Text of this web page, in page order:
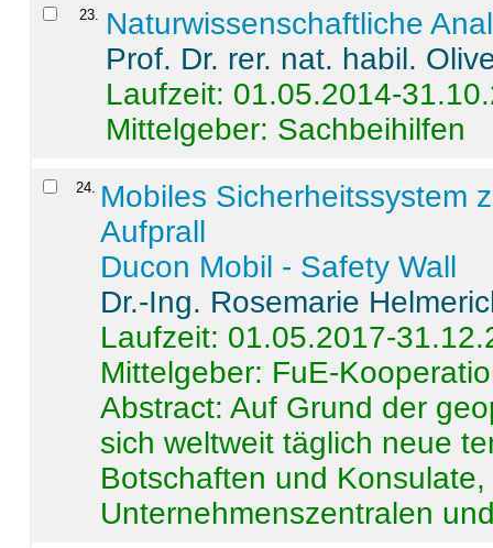
23. Naturwissenschaftliche
Prof. Dr. rer. nat. habil.
Laufzeit: 01.05.2014-
Mittelgeber: Sachbeihilfen
24. Mobiles Sicherheitssystem
Aufprall
Ducon Mobil - Safety Wall
Dr.-Ing. Rosemarie
Laufzeit: 01.05.2017-
Mittelgeber: FuE-
Abstract:Auf Grund der
sich weltweit täglich neue
Botschaften und
Unternehmenszentralen